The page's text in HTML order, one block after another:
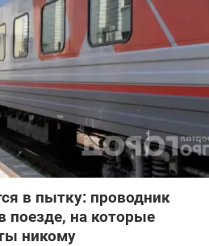
в пытку: проводник
поезде, на которые
никому